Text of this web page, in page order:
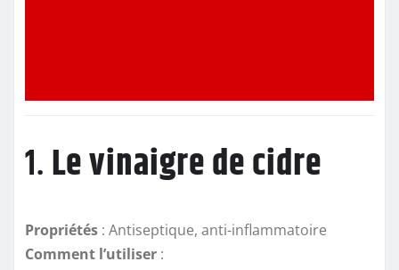
1.Le vinaigre de cidre
Propriétés : Antiseptique, anti-inflammatoire
Comment l’utiliser :